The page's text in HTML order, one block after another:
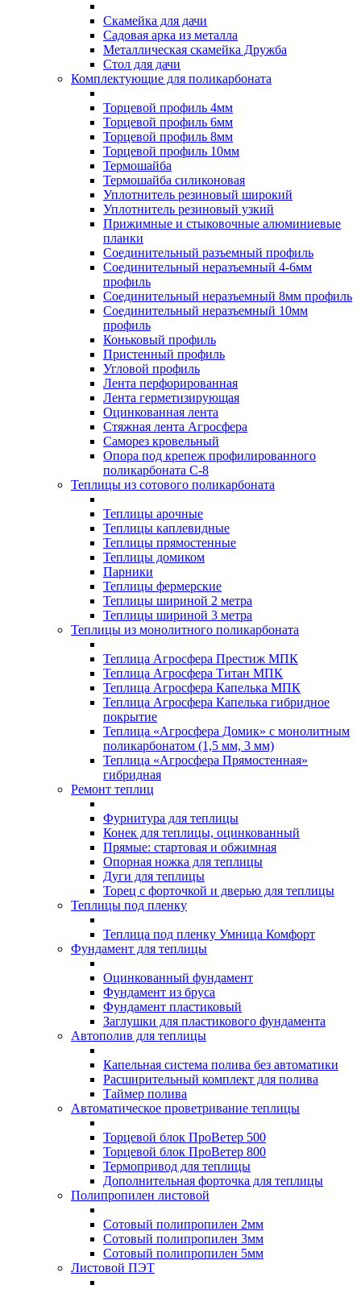
Скамейка для дачи
Садовая арка из металла
Металлическая скамейка Дружба
Стол для дачи
Комплектующие для поликарбоната
Торцевой профиль 4мм
Торцевой профиль 6мм
Торцевой профиль 8мм
Торцевой профиль 10мм
Термошайба
Термошайба силиконовая
Уплотнитель резиновый широкий
Уплотнитель резиновый узкий
Прижимные и стыковочные алюминиевые
планки
Соединительный разъемный профиль
Соединительный неразъемный 4-6мм
профиль
Соединительный неразъемный 8мм профиль
Соединительный неразъемный 10мм
профиль
Коньковый профиль
Пристенный профиль
Угловой профиль
Лента перфорированная
Лента герметизирующая
Оцинкованная лента
Стяжная лента Агросфера
Саморез кровельный
Опора под крепеж профилированного
поликарбоната С-8
Теплицы из сотового поликарбоната
Теплицы арочные
Теплицы каплевидные
Теплицы прямостенные
Теплицы домиком
Парники
Теплицы фермерские
Теплицы шириной 2 метра
Теплицы шириной 3 метра
Теплицы из монолитного поликарбоната
Теплица Агросфера Престиж МПК
Теплица Агросфера Титан МПК
Теплица Агросфера Капелька МПК
Теплица Агросфера Капелька гибридное
покрытие
Теплица «Агросфера Домик» с монолитным
поликарбонатом (1,5 мм, 3 мм)
Теплица «Агросфера Прямостенная»
гибридная
Ремонт теплиц
Фурнитура для теплицы
Конек для теплицы, оцинкованный
Прямые: стартовая и обжимная
Опорная ножка для теплицы
Дуги для теплицы
Торец с форточкой и дверью для теплицы
Теплицы под пленку
Теплица под пленку Умница Комфорт
Фундамент для теплицы
Оцинкованный фундамент
Фундамент из бруса
Фундамент пластиковый
Заглушки для пластикового фундамента
Автополив для теплицы
Капельная система полива без автоматики
Расширительный комплект для полива
Таймер полива
Автоматическое проветривание теплицы
Торцевой блок ПроВетер 500
Торцевой блок ПроВетер 800
Термопривод для теплицы
Дополнительная форточка для теплицы
Полипропилен листовой
Сотовый полипропилен 2мм
Сотовый полипропилен 3мм
Сотовый полипропилен 5мм
Листовой ПЭТ